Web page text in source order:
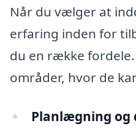
Når du vælger at
erfaring inden for
du en række
områder, hvor de
Planlægning og